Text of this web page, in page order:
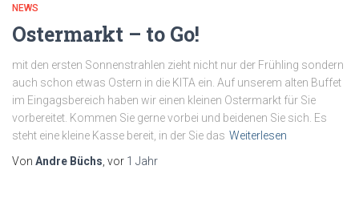
NEWS
Ostermarkt – to Go!
mit den ersten Sonnenstrahlen zieht nicht nur der Frühling sondern
auch schon etwas Ostern in die KITA ein. Auf unserem alten Buffet
im Eingagsbereich haben wir einen kleinen Ostermarkt für Sie
vorbereitet. Kommen Sie gerne vorbei und beidenen Sie sich. Es
steht eine kleine Kasse bereit, in der Sie das Weiterlesen
Von Andre Büchs, vor 1 Jahr